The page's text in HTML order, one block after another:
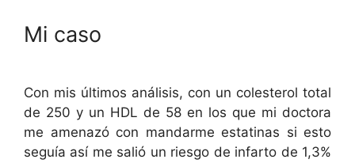
Mi caso
Con mis últimos análisis, con un colesterol total
de 250 y un HDL de 58 en los que mi doctora
me amenazó con mandarme estatinas si esto
seguía así me salió un riesgo de infarto de 1,3%